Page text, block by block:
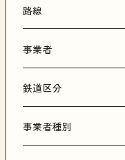
路線
事業者
鉄道区分
事業者種別